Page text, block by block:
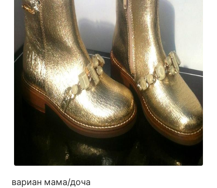
вариан мама/доча